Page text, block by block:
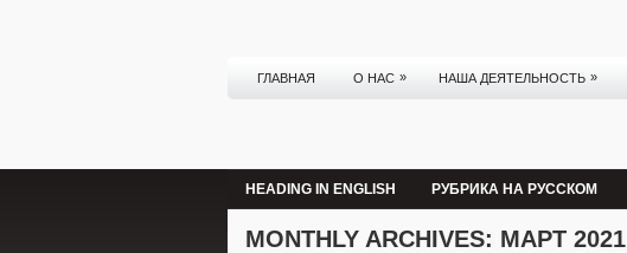
ГЛАВНАЯ О НАС » НАША ДЕЯТЕЛЬНОСТЬ »
HEADING IN ENGLISH РУБРИКА НА РУССКОМ
MONTHLY ARCHIVES: МАРТ 2021